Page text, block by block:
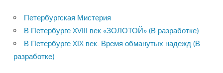
Петербургская Мистерия
В Петербурге XVIII век «ЗОЛОТОЙ» (В разработке)
В Петербурге XIX век. Время обманутых надежд (В
разработке)